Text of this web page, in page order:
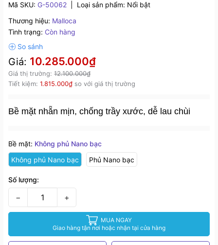
Mã SKU: G-50062 Loại sản phẩm: Nổi bật
Thương hiệu: Malloca
Tình trạng: Còn hàng
Giá: 10.285.000₫
Giá thị trường: 12.100.000₫
Tiết kiệm: 1.815.000₫ so với giá thị trường
Bề mặt nhẵn mịn, chống trầy xước, dễ lau chùi
Bề mặt: Không phủ Nano bạc
Không phủ Nano bạc
Phủ Nano bạc
Số lượng:
− +
MUA NGAY
Giao hàng tận nơi hoặc nhận tại cửa hàng